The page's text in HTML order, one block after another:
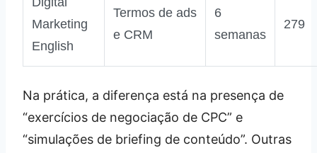
Marketing
English
Termos de ads
e CRM
6
semanas
279
Na prática, a diferença está na presença de
“exercícios de negociação de CPC” e
“simulações de briefing de conteúdo”. Outras